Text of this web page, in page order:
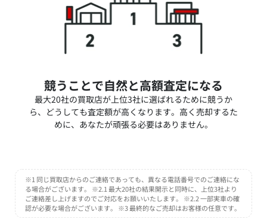
競うことで自然と高額査定になる
最大20社の買取店が上位3社に選ばれるために競うか
ら、どうしても査定額が高くなります。高く売却するた
めに、あなたが頑張る必要はありません。
※1 同じ買取店からのご連絡であっても、異なる電話番号でのご連絡にな
る場合がございます。 ※2.1 最大20社の結果開示と同時に、上位3社より
ご連絡差し上げますのでご対応をお願いいたします。 ※2.2 一部実車の確
認が必要な場合がございます。 ※3 最終的なご売却はお客様の任意です。